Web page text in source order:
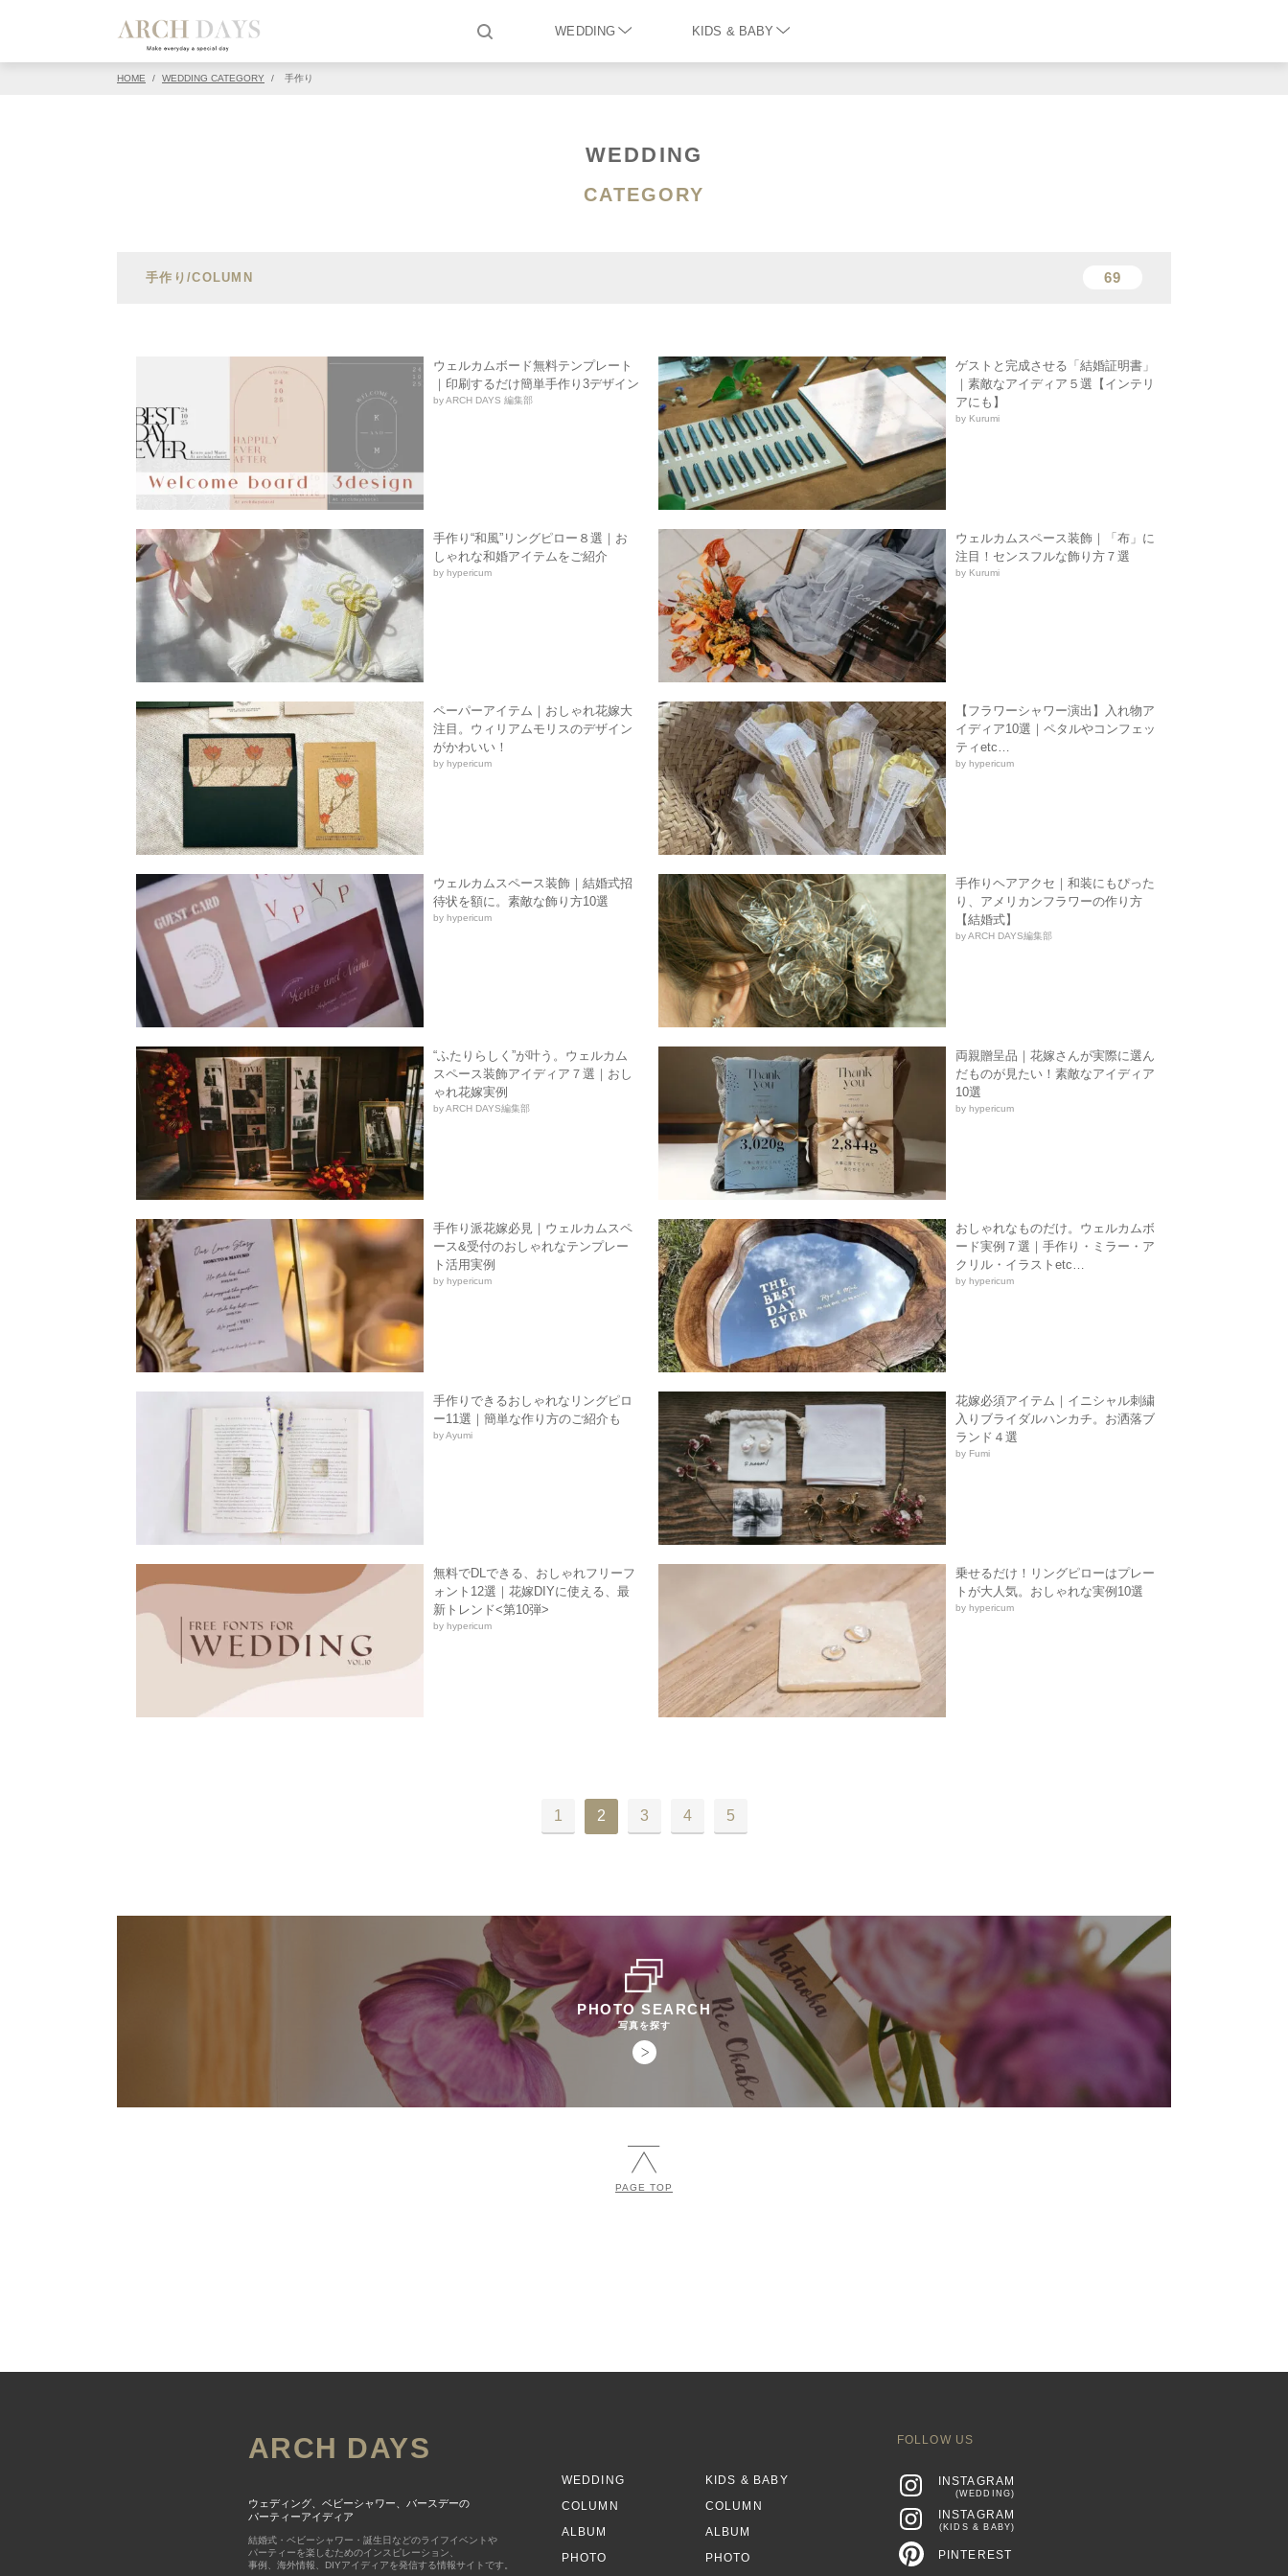
WEDDING KIDS & BABY
HOME / WEDDING CATEGORY / 手作り
WEDDING
CATEGORY
手作り/COLUMN 69
ウェルカムボード無料テンプレート
｜印刷するだけ簡単手作り3デザイン
by ARCH DAYS 編集部
ゲストと完成させる「結婚証明書」
｜素敵なアイディア５選【インテリ
アにも】
by Kurumi
手作り“和風”リングピロー８選｜お
しゃれな和婚アイテムをご紹介
by hypericum
ウェルカムスペース装飾｜「布」に
注目！センスフルな飾り方７選
by Kurumi
ペーパーアイテム｜おしゃれ花嫁大
注目。ウィリアムモリスのデザイン
がかわいい！
by hypericum
【フラワーシャワー演出】入れ物ア
イディア10選｜ペタルやコンフェッ
ティetc…
by hypericum
ウェルカムスペース装飾｜結婚式招
待状を額に。素敵な飾り方10選
by hypericum
手作りヘアアクセ｜和装にもぴった
り、アメリカンフラワーの作り方
【結婚式】
by ARCH DAYS編集部
“ふたりらしく”が叶う。ウェルカム
スペース装飾アイディア７選｜おし
ゃれ花嫁実例
by ARCH DAYS編集部
両親贈呈品｜花嫁さんが実際に選ん
だものが見たい！素敵なアイディア
10選
by hypericum
手作り派花嫁必見｜ウェルカムスペ
ース&受付のおしゃれなテンプレー
ト活用実例
by hypericum
おしゃれなものだけ。ウェルカムボ
ード実例７選｜手作り・ミラー・ア
クリル・イラストetc…
by hypericum
手作りできるおしゃれなリングピロ
ー11選｜簡単な作り方のご紹介も
by Ayumi
花嫁必須アイテム｜イニシャル刺繍
入りブライダルハンカチ。お洒落ブ
ランド４選
by Fumi
無料でDLできる、おしゃれフリーフ
ォント12選｜花嫁DIYに使える、最
新トレンド<第10弾>
by hypericum
乗せるだけ！リングピローはプレー
トが大人気。おしゃれな実例10選
by hypericum
1 2 3 4 5
PHOTO SEARCH
写真を探す
PAGE TOP
ARCH DAYS
ウェディング、ベビーシャワー、バースデーの
パーティーアイディア
結婚式・ベビーシャワー・誕生日などのライフイベントや
パーティーを楽しむためのインスピレーション、
事例、海外情報、DIYアイディアを発信する情報サイトです。
WEDDING
COLUMN
ALBUM
PHOTO
KIDS & BABY
COLUMN
ALBUM
PHOTO
FOLLOW US
INSTAGRAM
(WEDDING)
INSTAGRAM
(KIDS & BABY)
PINTEREST